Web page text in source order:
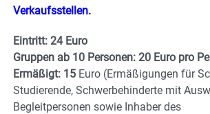
Verkaufsstellen.
Eintritt: 24 Euro
Gruppen ab 10 Personen: 20 Euro pro
Ermäßigt: 15 Euro (Ermäßigungen für
Studierende, Schwerbehinderte mit
Begleitpersonen sowie Inhaber des